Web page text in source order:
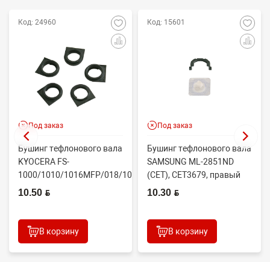
Код: 24960
Под заказ
Бушинг тефлонового вала
KYOCERA FS-
1000/1010/1016MFP/018/1020/1030D
(CET), CET4313B, ...
10.50 BYN
В корзину
Код: 15601
Под заказ
Бушинг тефлонового вала
SAMSUNG ML-2851ND
(CET), CET3679, правый
JC61-02335A
10.30 BYN
В корзину